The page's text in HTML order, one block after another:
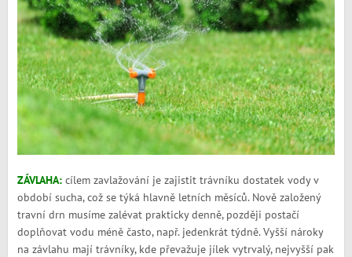
ZÁVLAHA: cílem zavlažování je zajistit trávníku dostatek vody v
období sucha, což se týká hlavně letních měsíců. Nově založený
travní drn musíme zalévat prakticky denně, později postačí
doplňovat vodu méně často, např. jedenkrát týdně. Vyšší nároky
na závlahu mají trávníky, kde převažuje jílek vytrvalý, nejvyšší pak